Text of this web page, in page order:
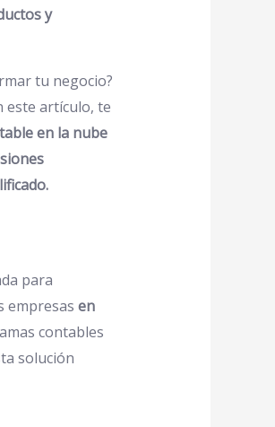
y
tu negocio?
este artículo, te
en la nube
para
empresas en
contables
solución